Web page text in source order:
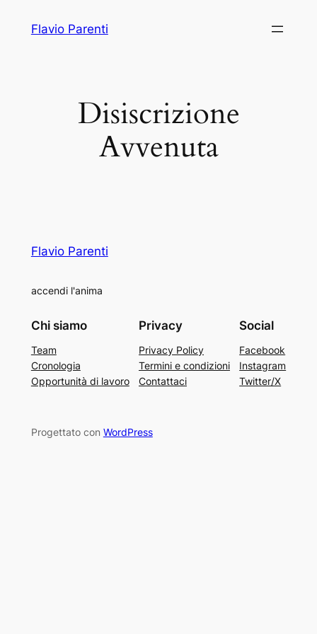
Flavio Parenti
Disiscrizione
Avvenuta
Flavio Parenti
accendi l'anima
Chi siamo
Team
Cronologia
Opportunità di lavoro
Privacy
Privacy Policy
Termini e condizioni
Contattaci
Social
Facebook
Instagram
Twitter/X
Progettato con WordPress